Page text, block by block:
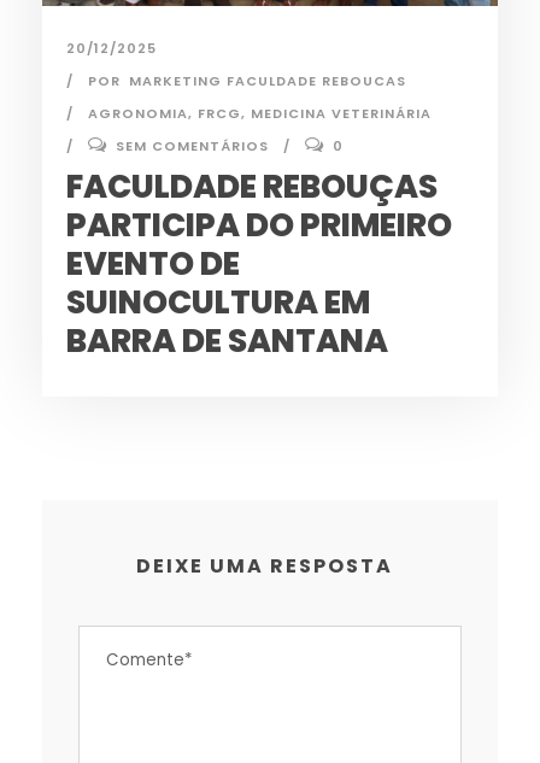
20/12/2025
POR MARKETING FACULDADE REBOUCAS
AGRONOMIA, FRCG, MEDICINA VETERINÁRIA
SEM COMENTÁRIOS
0
FACULDADE REBOUÇAS
PARTICIPA DO PRIMEIRO
EVENTO DE
SUINOCULTURA EM
BARRA DE SANTANA
DEIXE UMA RESPOSTA